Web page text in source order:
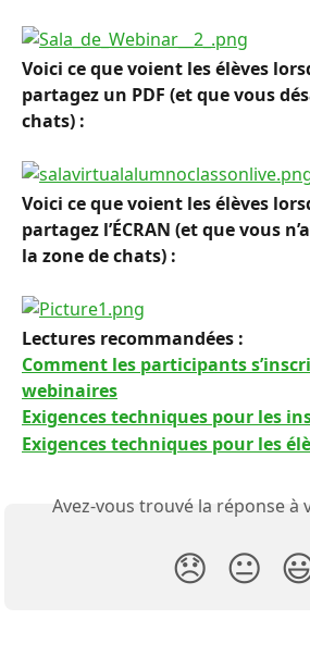
Voici ce que voient les élèves
partagez un PDF (et que vous
chats) :
Voici ce que voient les élèves
partagez l’ÉCRAN (et que vous
la zone de chats) :
Lectures recommandées :
Comment les participants
webinaires
Exigences techniques pour les
Exigences techniques pour les
Avez-vous trouvé la réponse à
😞 😐